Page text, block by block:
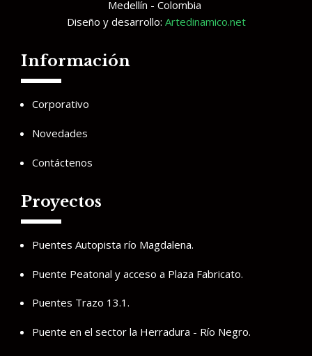
Medellín - Colombia
Diseño y desarrollo: Artedinamico.net
Información
Corporativo
Novedades
Contáctenos
Proyectos
Puentes Autopista río Magdalena.
Puente Peatonal y acceso a Plaza Fabricato.
Puentes Trazo 13.1.
Puente en el sector la Herradura - Río Negro.